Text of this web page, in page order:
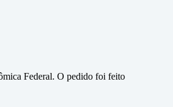
Federal. O pedido foi feito